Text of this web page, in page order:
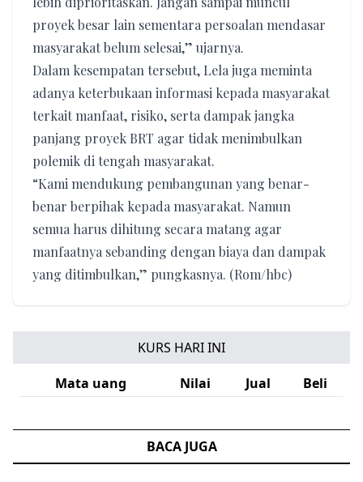
proyek besar lain sementara persoalan mendasar
masyarakat belum selesai,” ujarnya.
Dalam kesempatan tersebut, Lela juga meminta
adanya keterbukaan informasi kepada masyarakat
terkait manfaat, risiko, serta dampak jangka
panjang proyek BRT agar tidak menimbulkan
polemik di tengah masyarakat.
“Kami mendukung pembangunan yang benar-
benar berpihak kepada masyarakat. Namun
semua harus dihitung secara matang agar
manfaatnya sebanding dengan biaya dan dampak
yang ditimbulkan,” pungkasnya. (Rom/hbc)
KURS HARI INI
Mata uang
Nilai Jual Beli
BACA JUGA